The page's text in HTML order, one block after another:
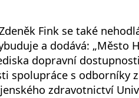
Fink se také
a dodává: „Město
dopravní
spolupráce s odborníky
zdravotnictví